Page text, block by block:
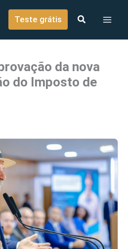
Teste grátis
da nova
do Imposto de